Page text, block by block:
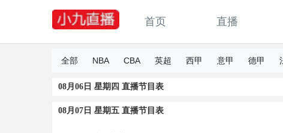
首页 直播
全部 NBA CBA 英超 西甲 意甲 德甲
08月06日 星期四 直播节目表
08月07日 星期五 直播节目表